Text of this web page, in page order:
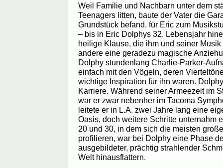
Weil Familie und Nachbarn unter dem
Teenagers litten, baute der Vater die
Grundstück befand, für Eric zum
– bis in Eric Dolphys 32. Lebensjahr
heilige Klause, die ihm und seiner
andere eine geradezu magische
Dolphy stundenlang Charlie-Parker-
einfach mit den Vögeln, deren
wichtige Inspiration für ihn waren.
Karriere. Während seiner Armeezeit im
war er zwar nebenher im Tacoma
leitete er in L.A. zwei Jahre lang eine
Oasis, doch weitere Schritte unternahm
20 und 30, in dem sich die meisten
profilieren, war bei Dolphy eine Phase
ausgebildeter, prächtig strahlender
Welt hinausflattern.